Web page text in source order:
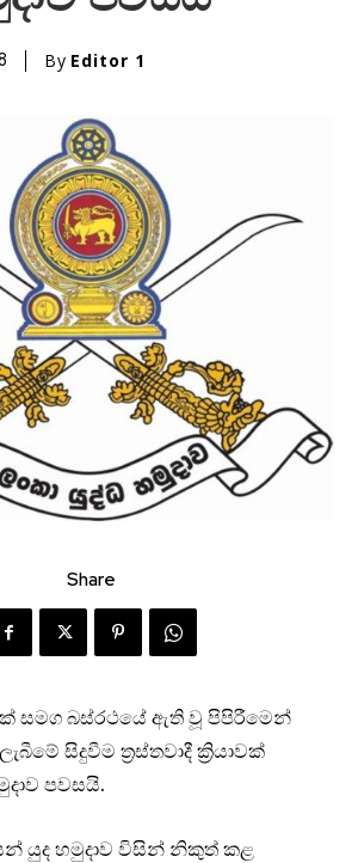
By Editor 1
Share
සමග බස්රථයේ ඇති වූ පිපිරීමෙන්
සිදුවීම ත්‍රස්තවාදී ක්‍රියාවක්
පවසයි.
යුද හමුදාව විසින් නිකුත් කළ